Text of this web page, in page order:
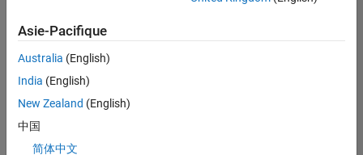
lieu
pour
l’ensemble
des
opportunités
Asie-Pacifique
Australia (English)
India (English)
New Zealand (English)
中国
简体中文